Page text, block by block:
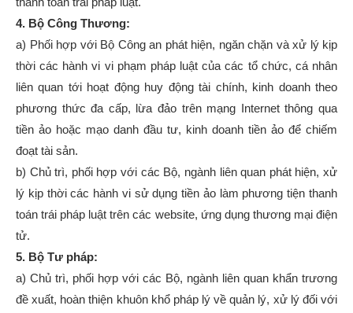
4. Bộ Công Thương:
a) Phối hợp với Bộ Công an phát hiện, ngăn chặn và xử lý kịp
thời các hành vi vi phạm pháp luật của các tổ chức, cá nhân
liên quan tới hoạt động huy động tài chính, kinh doanh theo
phương thức đa cấp, lừa đảo trên mạng Internet thông qua
tiền ảo hoặc mạo danh đầu tư, kinh doanh tiền ảo để chiếm
đoạt tài sản.
b) Chủ trì, phối hợp với các Bộ, ngành liên quan phát hiện, xử
lý kịp thời các hành vi sử dụng tiền ảo làm phương tiện thanh
toán trái pháp luật trên các website, ứng dụng thương mại điện
tử.
5. Bộ Tư pháp:
a) Chủ trì, phối hợp với các Bộ, ngành liên quan khẩn trương
đề xuất, hoàn thiện khuôn khổ pháp lý về quản lý, xử lý đối với